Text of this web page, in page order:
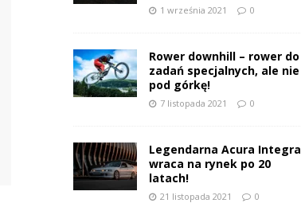
1 września 2021 0
Rower downhill – rower do
zadań specjalnych, ale nie
pod górkę!
7 listopada 2021 0
Legendarna Acura Integra
wraca na rynek po 20
latach!
21 listopada 2021 0